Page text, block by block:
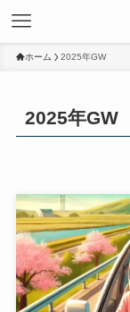
ホーム 2025年GW
2025年GW